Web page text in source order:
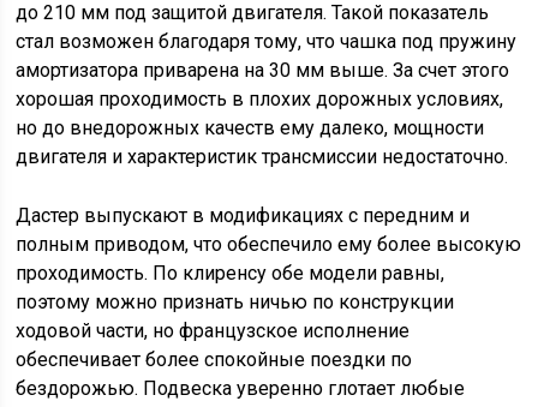
до 210 мм под защитой двигателя. Такой показатель
стал возможен благодаря тому, что чашка под пружину
амортизатора приварена на 30 мм выше. За счет этого
хорошая проходимость в плохих дорожных условиях,
но до внедорожных качеств ему далеко, мощности
двигателя и характеристик трансмиссии недостаточно.
Дастер выпускают в модификациях с передним и
полным приводом, что обеспечило ему более высокую
проходимость. По клиренсу обе модели равны,
поэтому можно признать ничью по конструкции
ходовой части, но французское исполнение
обеспечивает более спокойные поездки по
бездорожью. Подвеска уверенно глотает любые